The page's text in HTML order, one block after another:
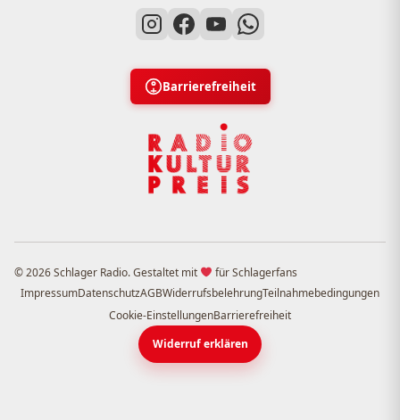
Barrierefreiheit
© 2026 Schlager Radio. Gestaltet mit
für Schlagerfans
ImpressumDatenschutzAGBWiderrufsbelehrungTeilnahmebedingungen
Cookie-EinstellungenBarrierefreiheit
Widerruf erklären